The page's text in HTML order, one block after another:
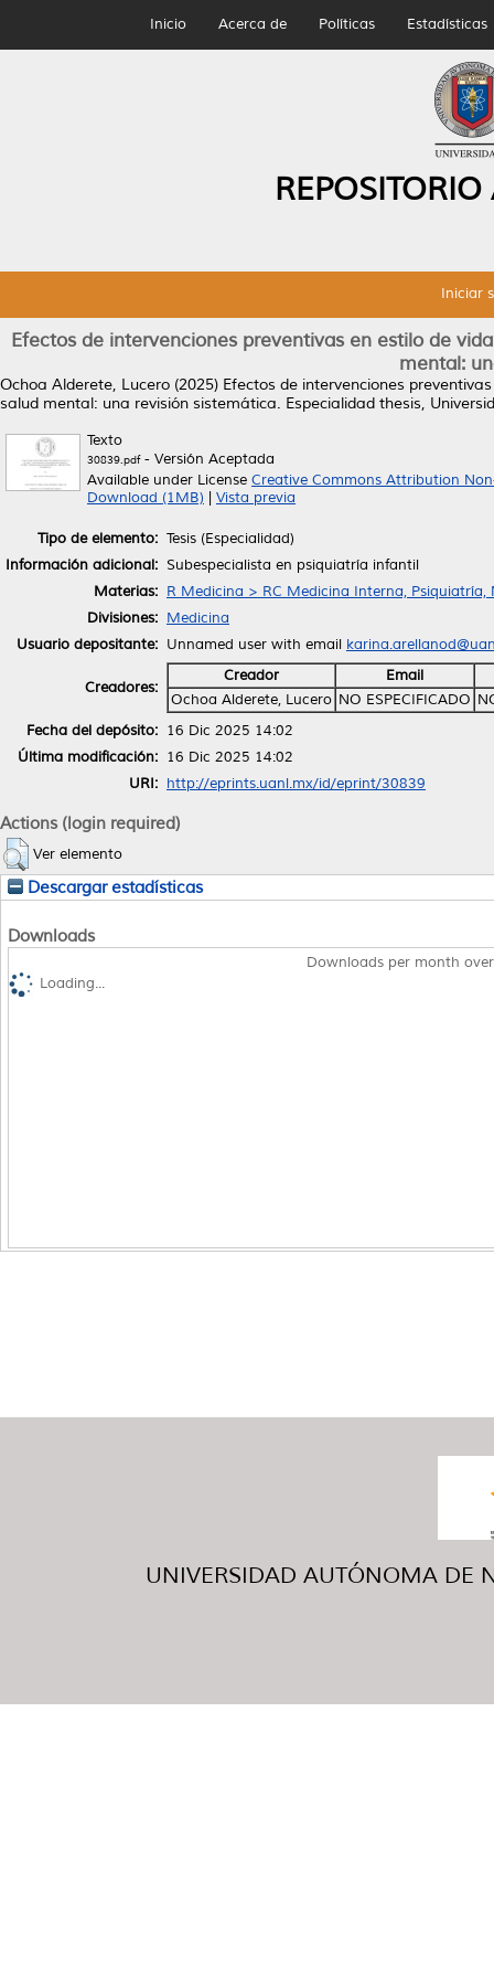
Inicio Acerca de Políticas Estadísticas
Iniciar
Efectos de intervenciones preventivas en estilo de
mental:
Ochoa Alderete, Lucero (2025) Efectos de intervenciones
salud mental: una revisión sistemática. Especialidad thesis,
Texto
30839.pdf- Versión Aceptada
Available under License Creative Commons Attribution
Download (1MB)
Vista previa
Tipo de elemento: Tesis (Especialidad)
Información adicional: Subespecialista en psiquiatría infantil
Materias: R Medicina > RC Medicina Interna, Psiquiatría,
Divisiones: Medicina
Usuario depositante: Unnamed user with email
Creadores:
Creador
Email
Ochoa Alderete, Lucero NO ESPECIFICADO
Fecha del depósito: 16 Dic 2025 14:02
Última modificación: 16 Dic 2025 14:02
URI: http://eprints.uanl.mx/id/eprint/30839
Actions (login required)
Ver elemento
Descargar estadísticas
Downloads
Downloads per month
Loading...
UNIVERSIDAD AUTÓNOMA DE